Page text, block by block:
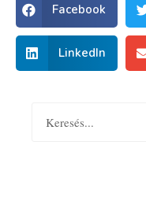
Facebook
LinkedIn